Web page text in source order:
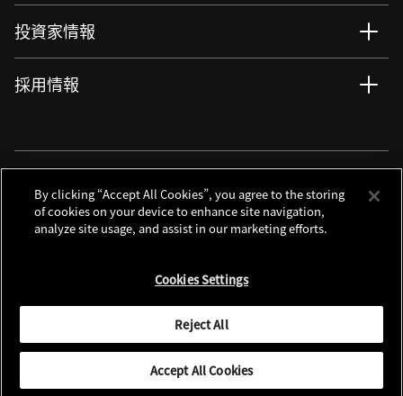
投資家情報
採用情報
ソーシャルメディアアカウント
個人情報保護について
© 2026 Nikon Corporation
By clicking “Accept All Cookies”, you agree to the storing
of cookies on your device to enhance site navigation,
analyze site usage, and assist in our marketing efforts.
Cookies Settings
Reject All
Accept All Cookies